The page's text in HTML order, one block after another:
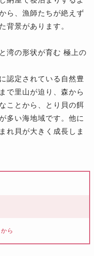
ら、漁師たちが絶えず
背景があります。
湾の形状が育む 極上の
認定されている自然豊
で里山が迫り、森から
ことから、とり貝の餌
多い海地域です。他に
れ貝が大きく成長しま
ら